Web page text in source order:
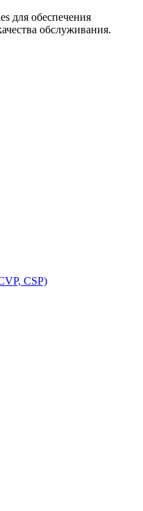
для обеспечения
обслуживания.
CSP)